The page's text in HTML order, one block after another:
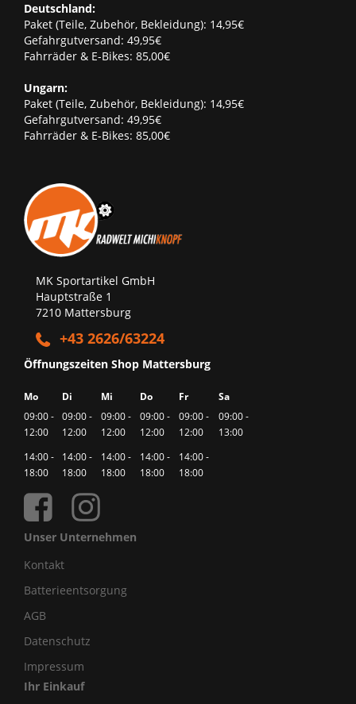
Deutschland:
Paket (Teile, Zubehör, Bekleidung): 14,95€
Gefahrgutversand: 49,95€
Fahrräder & E-Bikes: 85,00€
Ungarn:
Paket (Teile, Zubehör, Bekleidung): 14,95€
Gefahrgutversand: 49,95€
Fahrräder & E-Bikes: 85,00€
MK Sportartikel GmbH
Hauptstraße 1
7210 Mattersburg
+43 2626/63224
Öffnungszeiten Shop Mattersburg
Mo Di Mi Do Fr
Sa
09:00 -
12:00
09:00 -
12:00
09:00 -
12:00
09:00 -
12:00
09:00 -
12:00
09:00 -
13:00
14:00 -
18:00
14:00 -
18:00
14:00 -
18:00
14:00 -
18:00
14:00 -
18:00
Unser Unternehmen
Kontakt
Batterieentsorgung
AGB
Datenschutz
Impressum
Ihr Einkauf